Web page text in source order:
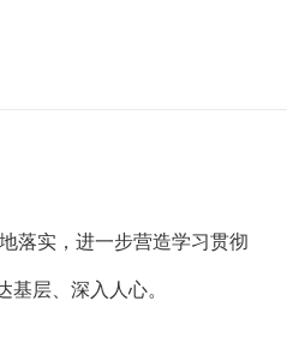
落实，进一步营造学习贯彻
层、深入人心。